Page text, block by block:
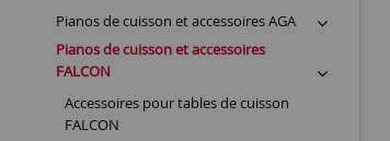
Pianos de cuisson et accessoires AGA
Pianos de cuisson et accessoires
FALCON
Accessoires pour tables de cuisson
FALCON